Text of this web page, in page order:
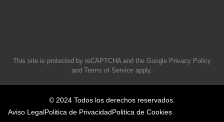
This site is protected by reCAPTCHA and the Google Privacy Policy
and Terms of Service apply.
© 2024 Todos los derechos reservados.
Aviso LegalPolitica de PrivacidadPolitica de Cookies